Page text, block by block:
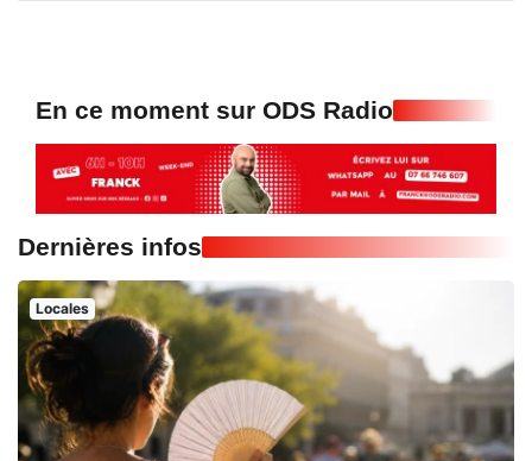
En ce moment sur ODS Radio
Dernières infos
Locales